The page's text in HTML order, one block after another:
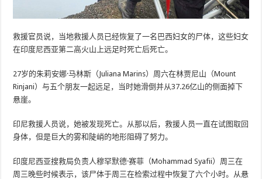
救援官员说，当地救援人员已经恢复了一名巴西妇女的尸体，这些妇女
在印度尼西亚第二高火山上远足时死亡后死亡。
27岁的朱莉安娜·马林斯（Juliana Marins）周六在林贾尼山（Mount
Rinjani）与五个朋友一起远足，当时她滑倒并从37.26亿山的侧面掉下
悬崖。
印尼救援人员说，她被发现死亡。从那以后，救援人员一直在试图取回
身体，但是巨大的雾和陡峭的地形阻碍了努力。
印度尼西亚搜救局负责人穆罕默德·赛菲（Mohammad Syafii）周三在
周三晚些时候表示，该尸体于周三在检索过程中恢复了六个小时。从悬